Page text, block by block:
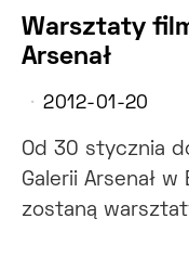
Warsztaty
Arsenał
2012-01-20
Od 30 stycznia
Galerii Arsenał
zostaną